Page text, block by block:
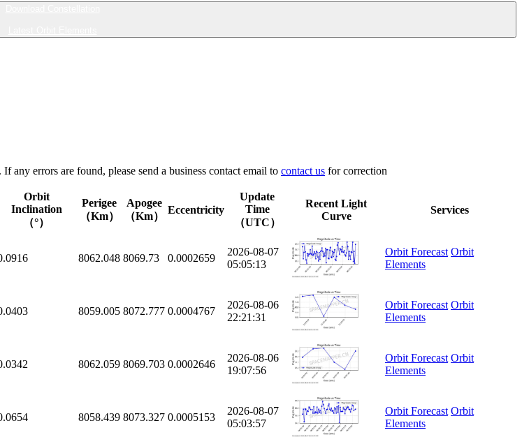
any errors are found, please send a business contact email to contact us for correction
Orbit
Inclination
（°）
Perigee
（Km）
Apogee
（Km）
Eccentricity
Update
Time
（UTC）
Recent Light
Curve
Services
8062.048 8069.73 0.0002659
2026-08-07
05:05:13
Orbit Forecast Orbit
Elements
8059.005 8072.777 0.0004767
2026-08-06
22:21:31
Orbit Forecast Orbit
Elements
8062.059 8069.703 0.0002646
2026-08-06
19:07:56
Orbit Forecast Orbit
Elements
8058.439 8073.327 0.0005153
2026-08-07
05:03:57
Orbit Forecast Orbit
Elements